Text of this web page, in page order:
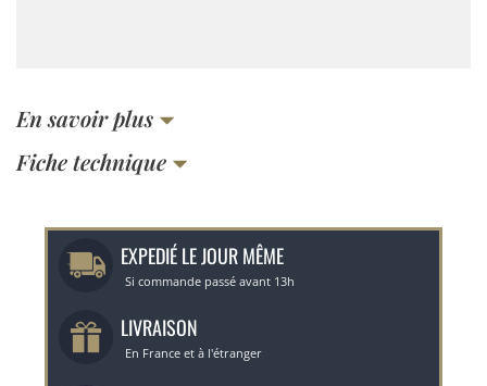
En savoir plus
Fiche technique
EXPEDIÉ LE JOUR MÊME
Si commande passé avant 13h
LIVRAISON
En France et à l'étranger